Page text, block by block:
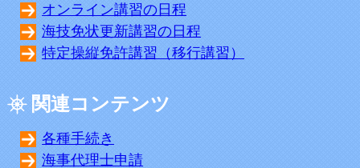
オンライン講習の日程
海技免状更新講習の日程
特定操縦免許講習（移行講習）
関連コンテンツ
各種手続き
海事代理士申請